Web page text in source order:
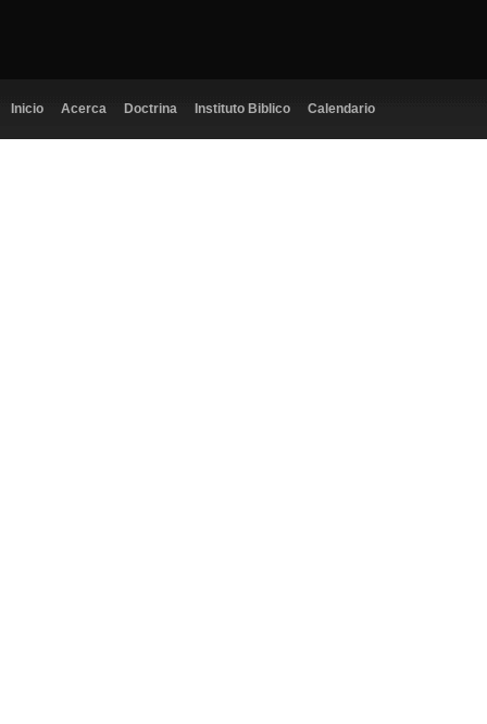
Inicio Acerca Doctrina Instituto Biblico Calendario